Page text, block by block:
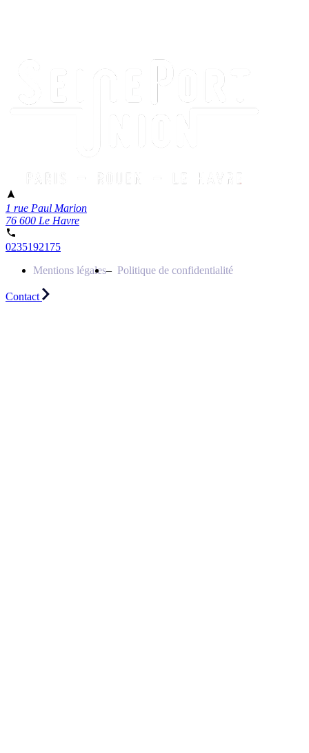
1 rue Paul Marion
76 600 Le Havre
0235192175
Mentions légales
Politique de confidentialité
Contact